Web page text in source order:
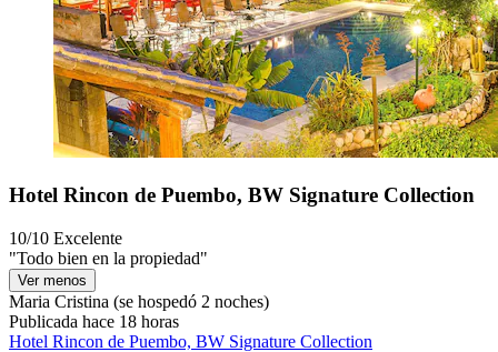
Hotel Rincon de Puembo, BW Signature Collection
10/10 Excelente
"Todo bien en la propiedad"
Ver menos
Maria Cristina (se hospedó 2 noches)
Publicada hace 18 horas
Hotel Rincon de Puembo, BW Signature Collection